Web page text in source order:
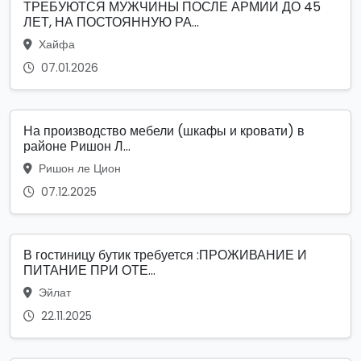
ТРЕБУЮТСЯ МУЖЧИНЫ ПОСЛЕ АРМИИ ДО 45
ЛЕТ, НА ПОСТОЯННУЮ РА...
Хайфа
07.01.2026
На производство мебели (шкафы и кровати) в
районе Ришон Л...
Ришон ле Цион
07.12.2025
В гостиницу бутик требуется :ПРОЖИВАНИЕ И
ПИТАНИЕ ПРИ ОТЕ...
Эйлат
22.11.2025